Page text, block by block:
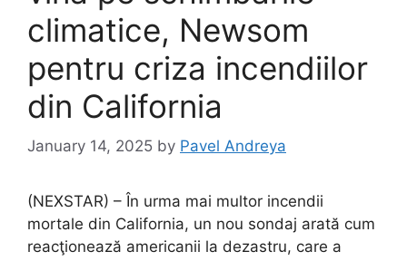
climatice, Newsom
pentru criza incendiilor
din California
January 14, 2025 by Pavel Andreya
(NEXSTAR) – În urma mai multor incendii
mortale din California, un nou sondaj arată cum
reacţionează americanii la dezastru, care a